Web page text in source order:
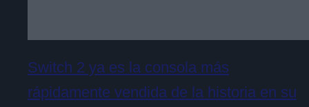
Switch 2 ya es la consola más
rápidamente vendida de la historia en su